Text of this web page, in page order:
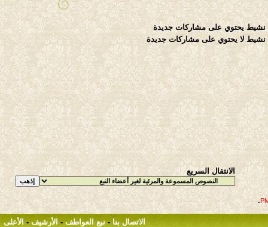
يحتوي على مشاركات جديدة
لا يحتوي على مشاركات جديدة
الانتقال السريع
.
الاتصال بنا - نبع العواطف - الأرشيف - الأعلى